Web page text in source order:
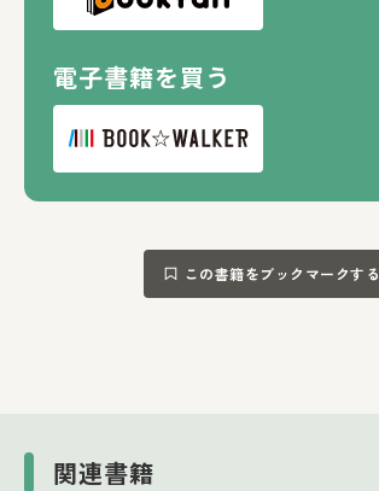
電子書籍を買う
この書籍をブックマークする
関連書籍